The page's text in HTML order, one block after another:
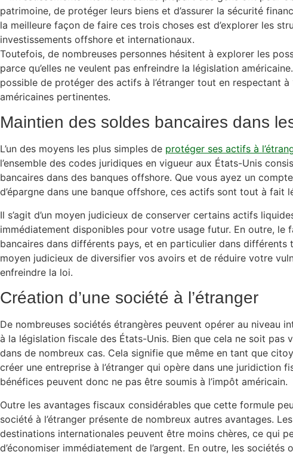
patrimoine, de protéger leurs biens et d’assurer la sécurité
la meilleure façon de faire ces trois choses est d’explorer les
investissements offshore et internationaux.
Toutefois, de nombreuses personnes hésitent à explorer les
parce qu’elles ne veulent pas enfreindre la législation
possible de protéger des actifs à l’étranger tout en respectant à
américaines pertinentes.
Maintien des soldes bancaires dans
L’un des moyens les plus simples de protéger ses actifs à
l’ensemble des codes juridiques en vigueur aux États-Unis
bancaires dans des banques offshore. Que vous ayez un
d’épargne dans une banque offshore, ces actifs sont tout à fait
Il s’agit d’un moyen judicieux de conserver certains actifs
immédiatement disponibles pour votre usage futur. En outre, le
bancaires dans différents pays, et en particulier dans différents
moyen judicieux de diversifier vos avoirs et de réduire votre
enfreindre la loi.
Création d’une société à l’étranger
De nombreuses sociétés étrangères peuvent opérer au niveau
à la législation fiscale des États-Unis. Bien que cela ne soit pas
dans de nombreux cas. Cela signifie que même en tant que
créer une entreprise à l’étranger qui opère dans une juridiction
bénéfices peuvent donc ne pas être soumis à l’impôt américain.
Outre les avantages fiscaux considérables que cette formule
société à l’étranger présente de nombreux autres avantages.
destinations internationales peuvent être moins chères, ce qui
d’économiser immédiatement de l’argent. En outre, les